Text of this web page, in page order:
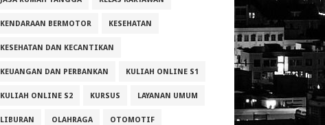
KENDARAAN BERMOTOR KESEHATAN
KESEHATAN DAN KECANTIKAN
KEUANGAN DAN PERBANKAN KULIAH ONLINE S1
KULIAH ONLINE S2 KURSUS LAYANAN UMUM
LIBURAN OLAHRAGA OTOMOTIF